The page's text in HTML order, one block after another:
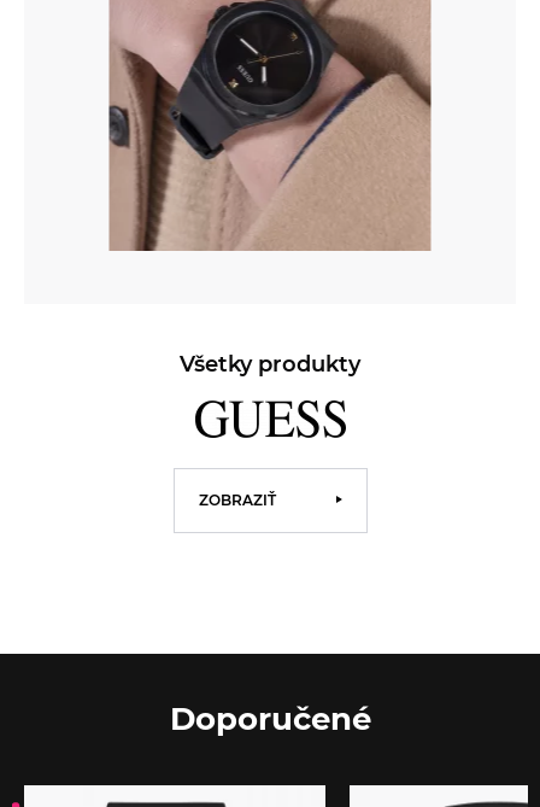
Všetky produkty
ZOBRAZIŤ
Doporučené